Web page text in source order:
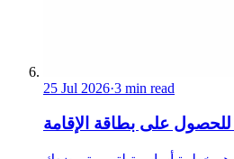
25 Jul 2026·3 min read
على بطاقة الإقامة